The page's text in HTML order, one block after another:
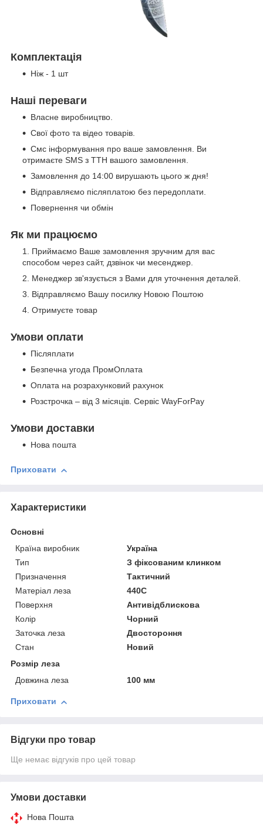
Комплектація
Ніж - 1 шт
Наші переваги
Власне виробництво.
Свої фото та відео товарів.
Смс інформування про ваше замовлення. Ви
отримаєте SMS з ТТН вашого замовлення.
Замовлення до 14:00 вирушають цього ж дня!
Відправляємо післяплатою без передоплати.
Повернення чи обмін
Як ми працюємо
Приймаємо Ваше замовлення зручним для вас
способом через сайт, дзвінок чи месенджер.
Менеджер зв'язується з Вами для уточнення деталей.
Відправляємо Вашу посилку Новою Поштою
Отримуєте товар
Умови оплати
Післяплати
Безпечна угода ПромОплата
Оплата на розрахунковий рахунок
Розстрочка – від 3 місяців. Сервіс WayForPay
Умови доставки
Нова пошта
Приховати
Характеристики
Основні
Країна виробник
Україна
Тип
З фіксованим клинком
Призначення
Тактичний
Матеріал леза
440C
Поверхня
Антивідблискова
Колір
Чорний
Заточка леза
Двостороння
Стан
Новий
Розмір леза
Довжина леза
100 мм
Приховати
Відгуки про товар
Ще немає відгуків про цей товар
Умови доставки
Нова Пошта